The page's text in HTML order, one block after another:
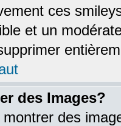
ces
et un
des Images?
des